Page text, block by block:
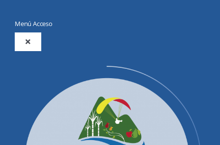
Menú Acceso
Toggle
Productos y Servicios
Convocatorias Precalificación